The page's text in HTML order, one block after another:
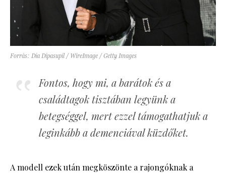
Forrás: Dia Dipasupil / WireImage / Getty Images
Fontos, hogy mi, a barátok és a
családtagok tisztában legyünk a
betegséggel, mert ezzel támogathatjuk a
leginkább a demenciával küzdőket.
A modell ezek után megköszönte a rajongóknak a